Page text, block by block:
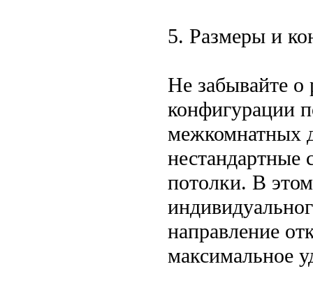
5. Размеры и
Не забывайте о
конфигурации
межкомнатных
нестандартные
потолки. В
направление
максимальное